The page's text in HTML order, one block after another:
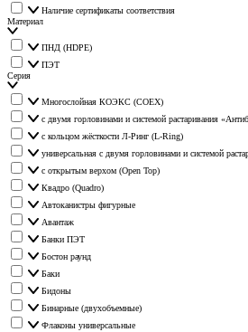
Наличие сертификаты соответствия
Материал
ПНД (HDPE)
ПЭТ
Серия
Многослойная КОЭКС (COEX)
с двумя горловинами и системой растаривания
с кольцом жёсткости Л-Ринг (L-Ring)
универсальная с двумя горловинами и системой
с открытым верхом (Open Top)
Квадро (Quadro)
Автоканистры фигурные
Авантаж
Банки ПЭТ
Бостон раунд
Баки
Бидоны
Бинарные (двухобъемные)
Флаконы универсальные